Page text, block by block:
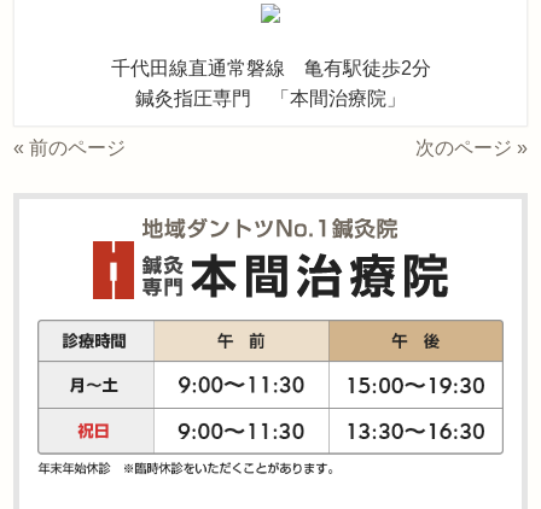
千代田線直通常磐線 亀有駅徒歩2分
鍼灸指圧専門 「本間治療院」
« 前のページ 次のページ »